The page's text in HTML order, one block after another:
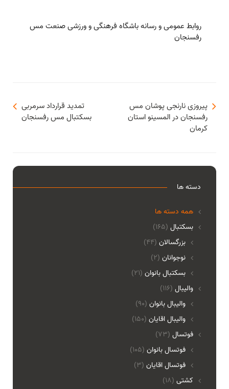
روابط عمومی و رسانه باشگاه فرهنگی و ورزشی صنعت مس
رفسنجان
تمدید قرارداد سرمربی
بسکتبال مس رفسنجان
پیروزی نارنجی پوشان مس
رفسنجان در المسینو استان
کرمان
دسته ها
همه دسته ها
(165) بسکتبال
بزرگسالان (44)
نوجوانان (2)
بسکتبال بانوان (21)
(116) والیبال
واليبال بانوان (90)
واليبال اقايان (150)
(73) فوتسال
فوتسال بانوان (105)
فوتسال اقايان (3)
(18) کشتی